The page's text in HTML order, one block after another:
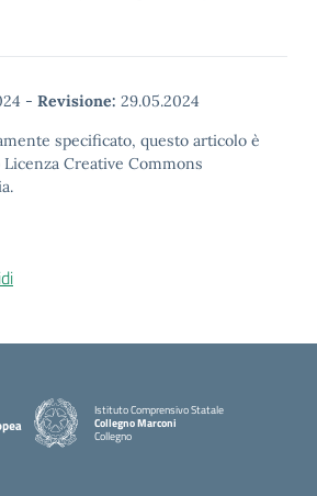
- Revisione: 29.05.2024
specificato, questo articolo è
Creative Commons
Istituto Comprensivo Statale
Collegno Marconi
Collegno